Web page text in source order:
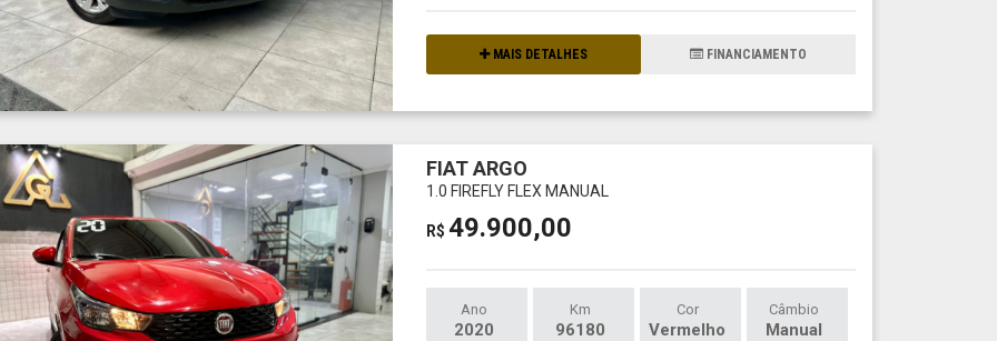
MAIS DETALHES FINANCIAMENTO
FIAT ARGO
1.0 FIREFLY FLEX MANUAL
R$ 49.900,00
Ano
2020
Km
96180
Cor
Vermelho
Câmbio
Manual